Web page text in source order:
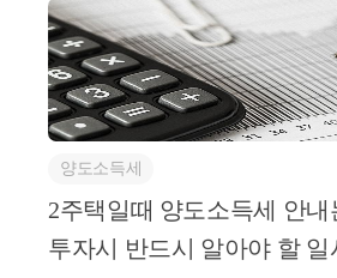
양도소득세
2주택일때 양도소득세 안내
투자시 반드시 알아야 할 일